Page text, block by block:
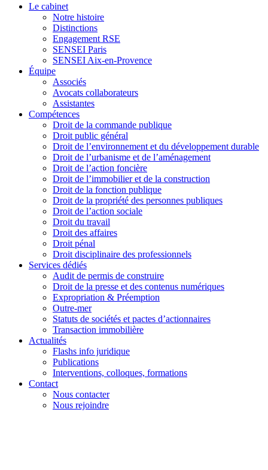
Le cabinet
Notre histoire
Distinctions
Engagement RSE
SENSEI Paris
SENSEI Aix-en-Provence
Équipe
Associés
Avocats collaborateurs
Assistantes
Compétences
Droit de la commande publique
Droit public général
Droit de l’environnement et du développement durable
Droit de l’urbanisme et de l’aménagement
Droit de l’action foncière
Droit de l’immobilier et de la construction
Droit de la fonction publique
Droit de la propriété des personnes publiques
Droit de l’action sociale
Droit du travail
Droit des affaires
Droit pénal
Droit disciplinaire des professionnels
Services dédiés
Audit de permis de construire
Droit de la presse et des contenus numériques
Expropriation & Préemption
Outre-mer
Statuts de sociétés et pactes d’actionnaires
Transaction immobilière
Actualités
Flashs info juridique
Publications
Interventions, colloques, formations
Contact
Nous contacter
Nous rejoindre